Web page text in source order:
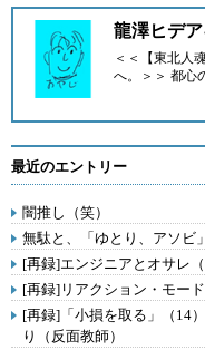
龍澤ヒデア
＜＜【東北人
へ。＞＞ 都心
最近のエントリー
闇推し（笑）
無駄と、「ゆとり、アソビ
[再録]エンジニアとオサレ
[再録]リアクション・モー
[再録]「小損を取る」（14
り（反面教師）